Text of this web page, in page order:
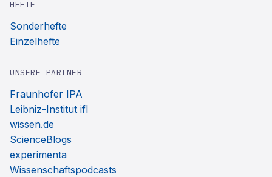
HEFTE
Sonderhefte
Einzelhefte
UNSERE PARTNER
Fraunhofer IPA
Leibniz-Institut ifl
wissen.de
ScienceBlogs
experimenta
Wissenschaftspodcasts